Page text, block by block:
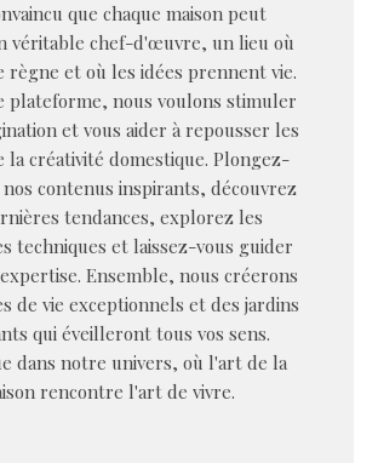
que chaque maison peut
véritable chef-d'œuvre, un lieu où
règne et où les idées prennent vie.
plateforme, nous voulons stimuler
et vous aider à repousser les
la créativité domestique. Plongez-
nos contenus inspirants, découvrez
tendances, explorez les
techniques et laissez-vous guider
Ensemble, nous créerons
de vie exceptionnels et des jardins
qui éveilleront tous vos sens.
dans notre univers, où l'art de la
rencontre l'art de vivre.